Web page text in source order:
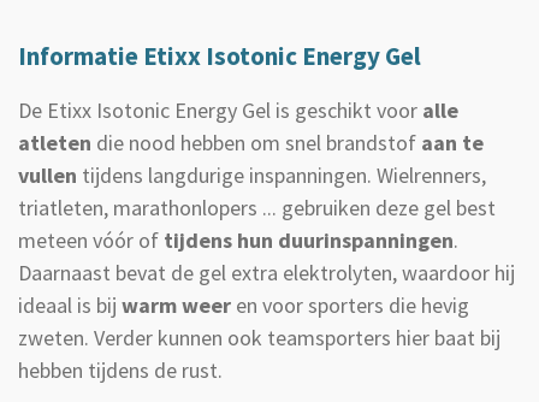
n
e
Informatie Etixx Isotonic Energy Gel
De Etixx Isotonic Energy Gel is geschikt voor alle
atleten die nood hebben om snel brandstof aan te
vullen tijdens langdurige inspanningen. Wielrenners,
triatleten, marathonlopers ... gebruiken deze gel best
meteen vóór of tijdens hun duurinspanningen.
Daarnaast bevat de gel extra elektrolyten, waardoor hij
ideaal is bij warm weer en voor sporters die hevig
zweten. Verder kunnen ook teamsporters hier baat bij
hebben tijdens de rust.